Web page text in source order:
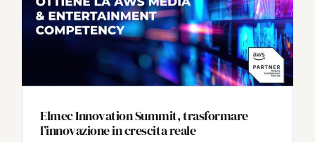
Elmec Innovation Summit, trasformare
l’innovazione in crescita reale